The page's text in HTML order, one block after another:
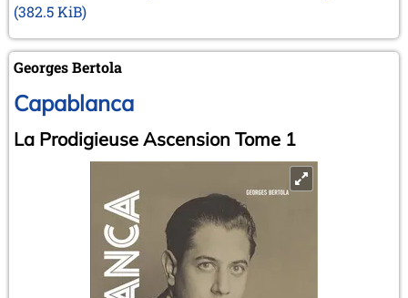
(382.5 KiB)
Georges Bertola
Capablanca
La Prodigieuse Ascension Tome 1